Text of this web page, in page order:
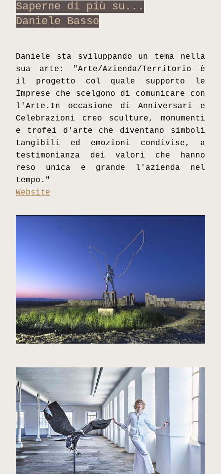
Saperne di più su...
Daniele Basso
Daniele sta sviluppando un tema nella
sua arte: "Arte/Azienda/Territorio è
il progetto col quale supporto le
Imprese che scelgono di comunicare con
l'Arte.In occasione di Anniversari e
Celebrazioni creo sculture, monumenti
e trofei d'arte che diventano simboli
tangibili ed emozioni condivise, a
testimonianza dei valori che hanno
reso unica e grande l'azienda nel
tempo."
Website